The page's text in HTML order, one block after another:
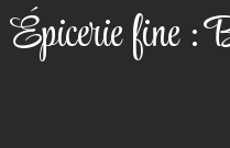
Épicerie fine :